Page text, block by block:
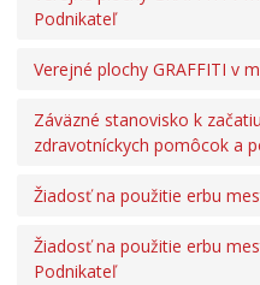
Podnikateľ
Verejné plochy GRAFFITI v
Záväzné stanovisko k
zdravotníckych pomôcok a
Žiadosť na použitie erbu
Žiadosť na použitie erbu
Podnikateľ